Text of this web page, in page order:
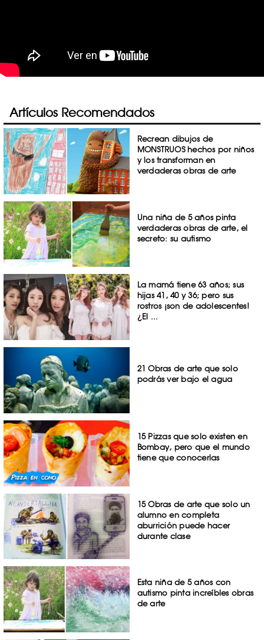
Artículos Recomendados
Recrean dibujos de
MONSTRUOS hechos por niños
y los transforman en
verdaderas obras de arte
Una niña de 5 años pinta
verdaderas obras de arte, el
secreto: su autismo
La mamá tiene 63 años; sus
hijas 41, 40 y 36; pero sus
rostros ¡son de adolescentes!
¿El ...
21 Obras de arte que solo
podrás ver bajo el agua
15 Pizzas que solo existen en
Bombay, pero que el mundo
tiene que conocerlas
15 Obras de arte que solo un
alumno en completa
aburrición puede hacer
durante clase
Esta niña de 5 años con
autismo pinta increíbles obras
de arte